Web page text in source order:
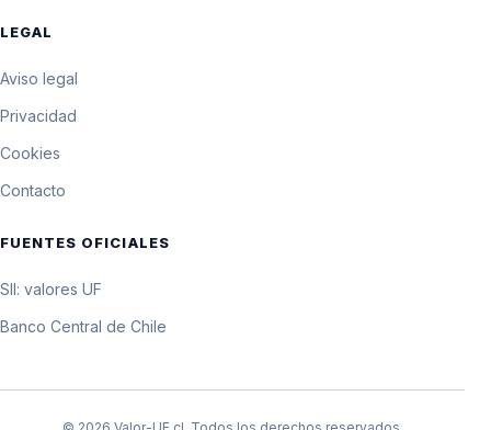
LEGAL
Aviso legal
Privacidad
Cookies
Contacto
FUENTES OFICIALES
SII: valores UF
Banco Central de Chile